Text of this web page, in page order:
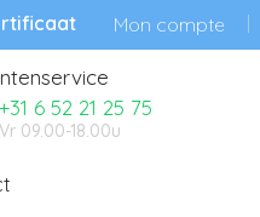
Mon compte
6 52 21 25 75
09.00-18.00u